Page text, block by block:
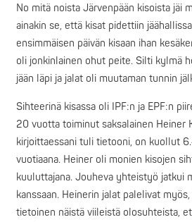
No mitä noista Järvenpään kisoista jäi
ainakin se, että kisat pidettiin
ensimmäisen päivän kisaan ihan
oli jonkinlainen ohut peite. Silti kylmä
jään läpi ja jalat oli muutaman tunnin
Sihteerinä kisassa oli IPF:n ja EPF:n
20 vuotta toiminut saksalainen Heiner
kirjoittaessani tuli tietooni, on kuollut
vuotiaana. Heiner oli monien kisojen
kuuluttajana. Jouheva yhteistyö jatkui
kanssaan. Heinerin jalat palelivat
tietoinen näistä viileistä olosuhteista,